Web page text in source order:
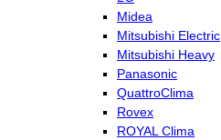
Midea
Mitsubishi Electric
Mitsubishi Heavy
Panasonic
QuattroClima
Rovex
ROYAL Clima